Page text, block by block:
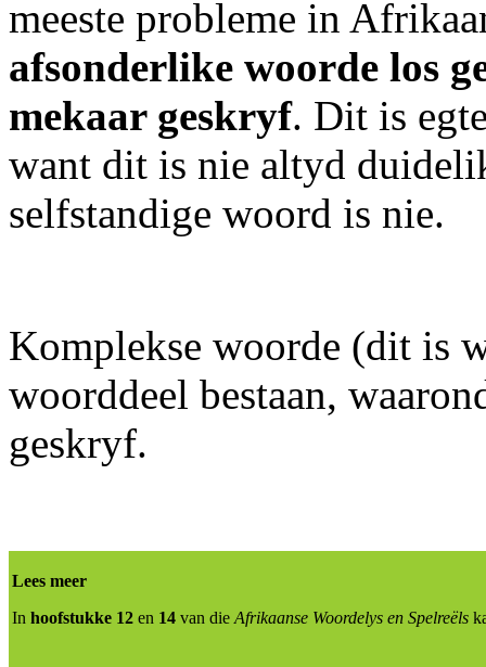
meeste probleme in
afsonderlike woorde los
mekaar geskryf. Dit is
want dit is nie altyd
selfstandige woord is nie.
Komplekse woorde (dit is
woorddeel bestaan,
geskryf.
Lees meer
In hoofstukke 12 en 14 van die Afrikaanse Woordelys en Spelreëls